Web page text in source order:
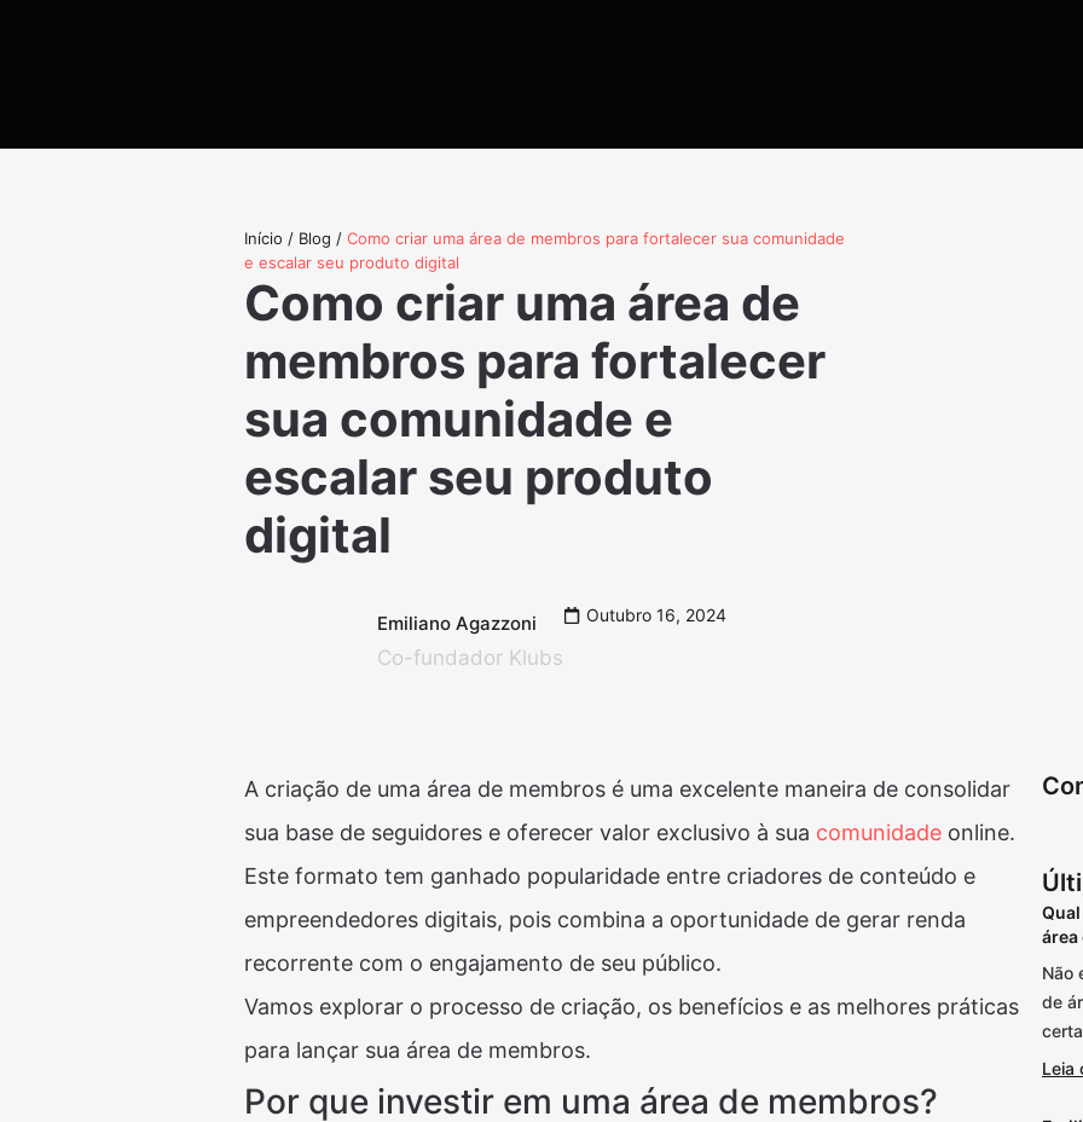
Início / Blog / Como criar uma área de membros para fortalecer sua comunidade
e escalar seu produto digital
Como criar uma área de
membros para fortalecer
sua comunidade e
escalar seu produto
digital
Emiliano Agazzoni
Co-fundador Klubs
Outubro 16, 2024
A criação de uma área de membros é uma excelente maneira de consolidar
sua base de seguidores e oferecer valor exclusivo à sua comunidade online.
Este formato tem ganhado popularidade entre criadores de conteúdo e
empreendedores digitais, pois combina a oportunidade de gerar renda
recorrente com o engajamento de seu público.
Vamos explorar o processo de criação, os benefícios e as melhores práticas
para lançar sua área de membros.
Por que investir em uma área de membros?
área
Não
de
Leia